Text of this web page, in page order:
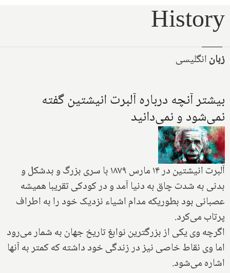
History
زبانانگلیسی
بیشتر آنچه درباره آلبرت انیشتین گفته
نمی‌شود و نمی‌دانید
آلبرت انیشتین در ۱۴ مارس ۱۸۷۹ با سری بزرگ و بدشکل و
بدنی به شدت چاق به دنیا آمد و در کودکی تقریبا همیشه
عصبانی بود بطوریکه مدام اشیاء نزدیک خود را به اطراف
پرتاب می‌کرد.
اگرچه وی یکی از بزرگترین نوابغ تاریخ جهان به شمار می‌رود
اما وی نقاط خاصی نیز در زندگی خود داشته که کمتر به آنها
اشاره می‌شود.